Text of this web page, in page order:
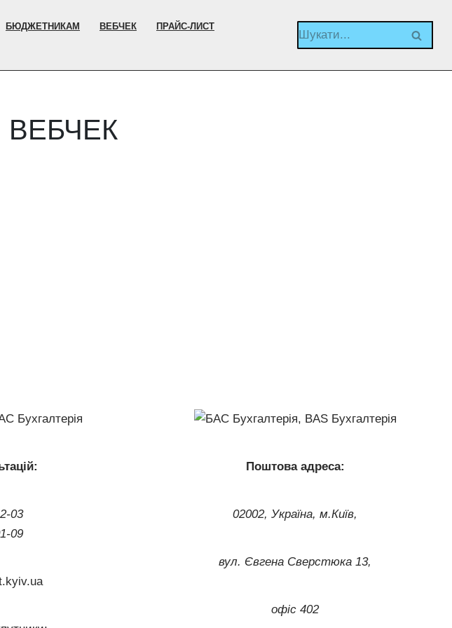
БЮДЖЕТНИКАМ ВЕБЧЕК
ПРАЙС-ЛИСТ
03
09
Поштова адреса:
02002, Україна, м.Київ,
вул. Євгена Сверстюка 13,
офіс 402